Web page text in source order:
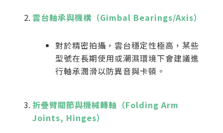
雲台軸承與機構（Gimbal Bearings/Axis）
對於精密拍攝，雲台穩定性極高，某些
型號在長期使用或潮濕環境下會建議進
行軸承潤滑以防異音與卡頓。
折疊臂關節與機械轉軸（Folding Arm
Joints, Hinges）